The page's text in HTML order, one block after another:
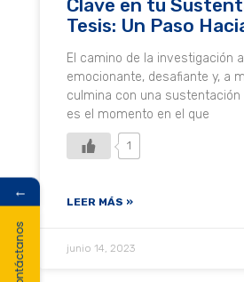
Clave en tu
Tesis: Un Paso
El camino de la investigación
emocionante, desafiante y, a
culmina con una sustentación
es el momento en el que
1
LEER MÁS »
junio 14, 2023
←
Contáctanos